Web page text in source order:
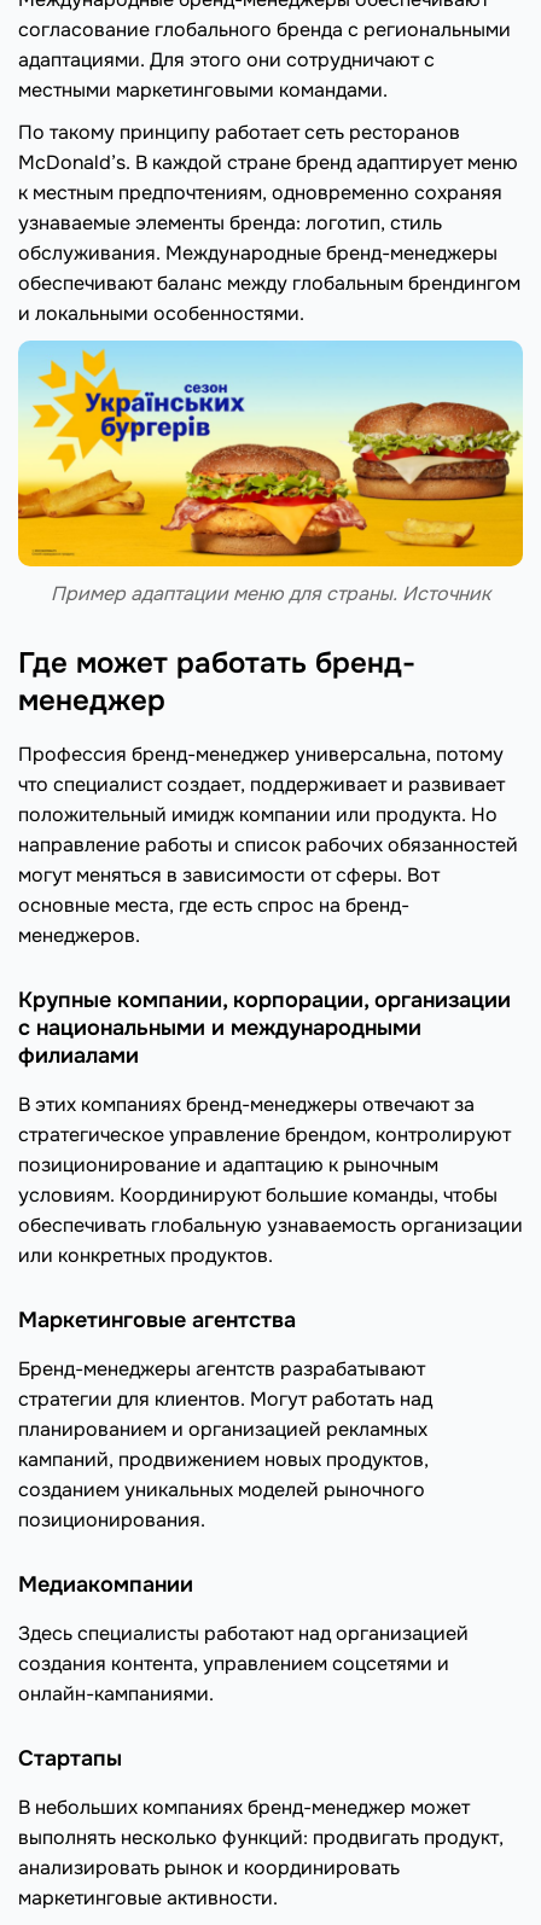
согласование глобального бренда с региональными
адаптациями. Для этого они сотрудничают с
местными маркетинговыми командами.
По такому принципу работает сеть ресторанов
McDonald’s. В каждой стране бренд адаптирует меню
к местным предпочтениям, одновременно сохраняя
узнаваемые элементы бренда: логотип, стиль
обслуживания. Международные бренд-менеджеры
обеспечивают баланс между глобальным брендингом
и локальными особенностями.
Пример адаптации меню для страны. Источник
Где может работать бренд-
менеджер
Профессия бренд-менеджер универсальна, потому
что специалист создает, поддерживает и развивает
положительный имидж компании или продукта. Но
направление работы и список рабочих обязанностей
могут меняться в зависимости от сферы. Вот
основные места, где есть спрос на бренд-
менеджеров.
Крупные компании, корпорации, организации
с национальными и международными
филиалами
В этих компаниях бренд-менеджеры отвечают за
стратегическое управление брендом, контролируют
позиционирование и адаптацию к рыночным
условиям. Координируют большие команды, чтобы
обеспечивать глобальную узнаваемость организации
или конкретных продуктов.
Маркетинговые агентства
Бренд-менеджеры агентств разрабатывают
стратегии для клиентов. Могут работать над
планированием и организацией рекламных
кампаний, продвижением новых продуктов,
созданием уникальных моделей рыночного
позиционирования.
Медиакомпании
Здесь специалисты работают над организацией
создания контента, управлением соцсетями и
онлайн-кампаниями.
Стартапы
В небольших компаниях бренд-менеджер может
выполнять несколько функций: продвигать продукт,
анализировать рынок и координировать
маркетинговые активности.